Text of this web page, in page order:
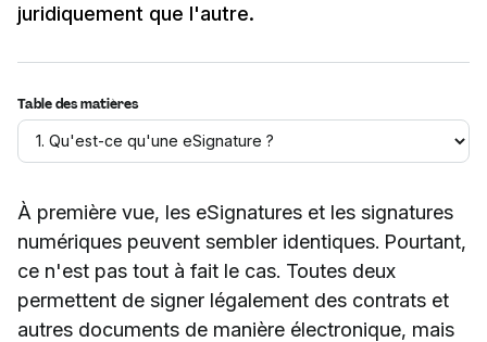
juridiquement que l'autre.
Table des matières
À première vue, les eSignatures et les signatures
numériques peuvent sembler identiques. Pourtant,
ce n'est pas tout à fait le cas. Toutes deux
permettent de signer légalement des contrats et
autres documents de manière électronique, mais